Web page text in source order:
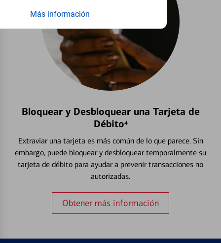
Más información
Bloquear y Desbloquear una Tarjeta de
Débito⁴
Extraviar una tarjeta es más común de lo que parece. Sin
embargo, puede bloquear y desbloquear temporalmente su
tarjeta de débito para ayudar a prevenir transacciones no
autorizadas.
Obtener más información